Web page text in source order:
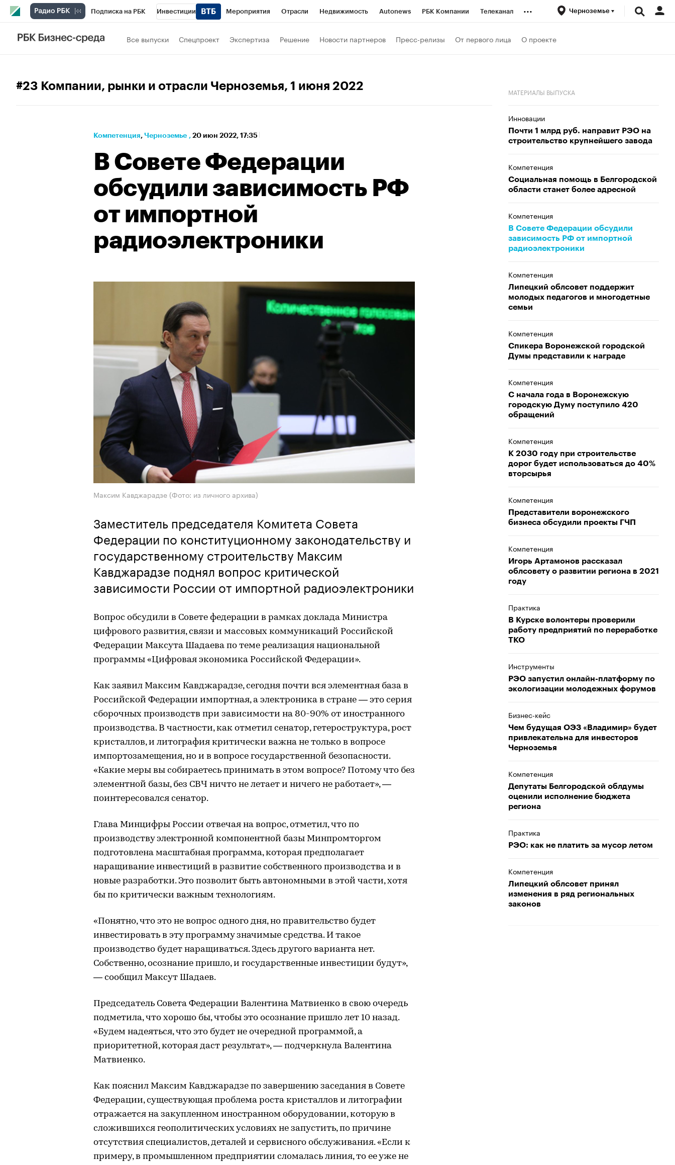
Подписка на РБК Инвестиции Мероприятия Отрасли Недвижимость Autonews РБК Компании Телеканал
РБК Вино
... Черноземье
Все выпуски Спецпроект Экспертиза Решение Новости партнеров Пресс-релизы От первого лица О проекте
#23 Компании, рынки и отрасли Черноземья, 1 июня 2022
Компетенция⁠, Черноземье , 20 июн 2022, 17:35
В Совете Федерации
обсудили зависимость РФ
от импортной
радиоэлектроники
Максим Кавджарадзе (Фото: из личного архива)
Заместитель председателя Комитета Совета
Федерации по конституционному законодательству и
государственному строительству Максим
Кавджарадзе поднял вопрос критической
зависимости России от импортной радиоэлектроники
Вопрос обсудили в Совете федерации в рамках доклада Министра
цифрового развития, связи и массовых коммуникаций Российской
Федерации Максута Шадаева по теме реализация национальной
программы «Цифровая экономика Российской Федерации».
Как заявил Максим Кавджарадзе, сегодня почти вся элементная база в
Российской Федерации импортная, а электроника в стране — это серия
сборочных производств при зависимости на 80-90% от иностранного
производства. В частности, как отметил сенатор, гетероструктура, рост
кристаллов, и литография критически важна не только в вопросе
импортозамещения, но и в вопросе государственной безопасности.
«Какие меры вы собираетесь принимать в этом вопросе? Потому что без
элементной базы, без СВЧ ничто не летает и ничего не работает», —
поинтересовался сенатор.
Глава Минцифры России отвечая на вопрос, отметил, что по
производству электронной компонентной базы Минпромторгом
подготовлена масштабная программа, которая предполагает
наращивание инвестиций в развитие собственного производства и в
новые разработки. Это позволит быть автономными в этой части, хотя
бы по критически важным технологиям.
«Понятно, что это не вопрос одного дня, но правительство будет
инвестировать в эту программу значимые средства. И такое
производство будет наращиваться. Здесь другого варианта нет.
Собственно, осознание пришло, и государственные инвестиции будут»,
— сообщил Максут Шадаев.
Председатель Совета Федерации Валентина Матвиенко в свою очередь
подметила, что хорошо бы, чтобы это осознание пришло лет 10 назад.
«Будем надеяться, что это будет не очередной программой, а
приоритетной, которая даст результат», — подчеркнула Валентина
Матвиенко.
Как пояснил Максим Кавджарадзе по завершению заседания в Совете
Федерации, существующая проблема роста кристаллов и литографии
отражается на закупленном иностранном оборудовании, которую в
сложившихся геополитических условиях не запустить, по причине
отсутствия специалистов, деталей и сервисного обслуживания. «Если к
примеру, в промышленном предприятии сломалась линия, то ее уже не
МАТЕРИАЛЫ ВЫПУСКА
Инновации
Почти 1 млрд руб. направит РЭО на
строительство крупнейшего завода
Компетенция
Социальная помощь в Белгородской
области станет более адресной
Компетенция
В Совете Федерации обсудили
зависимость РФ от импортной
радиоэлектроники
Компетенция
Липецкий облсовет поддержит
молодых педагогов и многодетные
семьи
Компетенция
Спикера Воронежской городской
Думы представили к награде
Компетенция
С начала года в Воронежскую
городскую Думу поступило 420
обращений
Компетенция
К 2030 году при строительстве
дорог будет использоваться до 40%
вторсырья
Компетенция
Представители воронежского
бизнеса обсудили проекты ГЧП
Компетенция
Игорь Артамонов рассказал
облсовету о развитии региона в 2021
году
Практика
В Курске волонтеры проверили
работу предприятий по переработке
ТКО
Инструменты
РЭО запустил онлайн-платформу по
экологизации молодежных форумов
Бизнес-кейс
Чем будущая ОЭЗ «Владимир» будет
привлекательна для инвесторов
Черноземья
Компетенция
Депутаты Белгородской облдумы
оценили исполнение бюджета
региона
Практика
РЭО: как не платить за мусор летом
Компетенция
Липецкий облсовет принял
изменения в ряд региональных
законов